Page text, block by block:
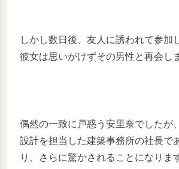
しかし数日後、友人に誘われて参加
彼女は思いがけずその男性と再会し
偶然の一致に戸惑う安里奈でしたが
設計を担当した建築事務所の社長で
り、さらに驚かされることになりま